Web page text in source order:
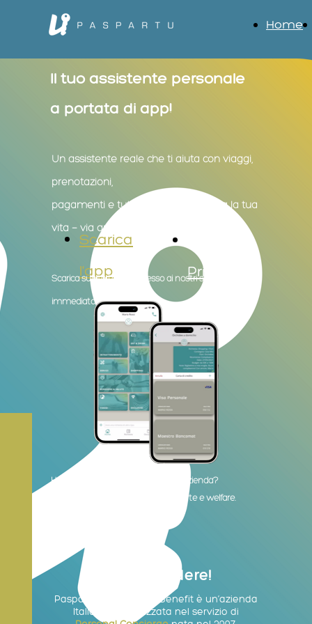
Home
Il tuo assistente personale
a portata di app!
Un assistente reale che ti aiuta con viaggi,
prenotazioni,
pagamenti e tutto ciò che semplifica la tua
vita — via app o telefono.
Scarica subito l'app: l'accesso ai nostri servizi è
immediato.
Scarica
l'app
Privati
Hai bisogno di supporto per la tua azienda?
Scopri le soluzioni per eventi, trasferte e welfare.
Basta chiedere!
Paspartu S.r.l. Società Benefit è un’azienda
Italiana specializzata nel servizio di